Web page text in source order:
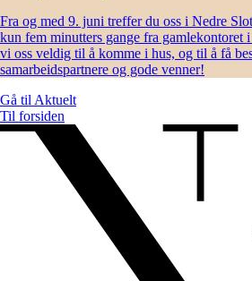
Fra og med 9. juni treffer du oss i Nedre
kun fem minutters gange fra gamlekontoret
vi oss veldig til å komme i hus, og til å få
samarbeidspartnere og gode venner!
Gå til Aktuelt
Til forsiden